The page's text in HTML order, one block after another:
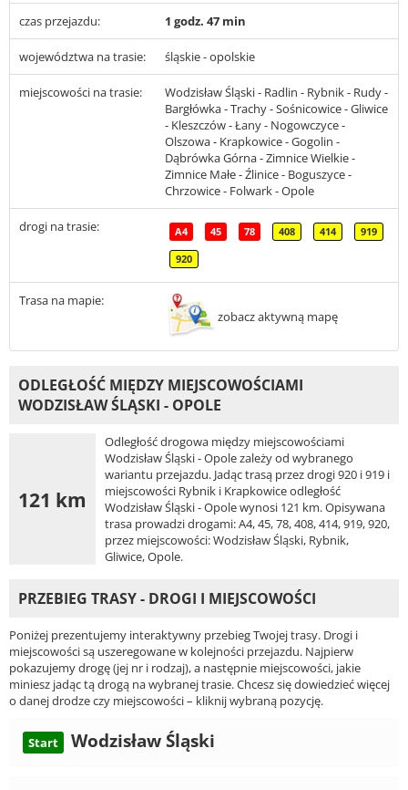
czas przejazdu: 1 godz. 47 min
województwa na trasie: śląskie - opolskie
miejscowości na trasie:
Wodzisław Śląski - Radlin - Rybnik - Rudy -
Bargłówka - Trachy - Sośnicowice - Gliwice
- Kleszczów - Łany - Nogowczyce -
Olszowa - Krapkowice - Gogolin -
Dąbrówka Górna - Zimnice Wielkie -
Zimnice Małe - Źlinice - Boguszyce -
Chrzowice - Folwark - Opole
drogi na trasie: A4 45 78 408 414 919
920
Trasa na mapie:
zobacz aktywną mapę
ODLEGŁOŚĆ MIĘDZY MIEJSCOWOŚCIAMI
WODZISŁAW ŚLĄSKI - OPOLE
121 km
Odległość drogowa między miejscowościami
Wodzisław Śląski - Opole zależy od wybranego
wariantu przejazdu. Jadąc trasą przez drogi 920 i 919 i
miejscowości Rybnik i Krapkowice odległość
Wodzisław Śląski - Opole wynosi 121 km. Opisywana
trasa prowadzi drogami: A4, 45, 78, 408, 414, 919, 920,
przez miejscowości: Wodzisław Śląski, Rybnik,
Gliwice, Opole.
PRZEBIEG TRASY - DROGI I MIEJSCOWOŚCI
Poniżej prezentujemy interaktywny przebieg Twojej trasy. Drogi i
miejscowości są uszeregowane w kolejności przejazdu. Najpierw
pokazujemy drogę (jej nr i rodzaj), a następnie miejscowości, jakie
miniesz jadąc tą drogą na wybranej trasie. Chcesz się dowiedzieć więcej
o danej drodze czy miejscowości – kliknij wybraną pozycję.
Start Wodzisław Śląski